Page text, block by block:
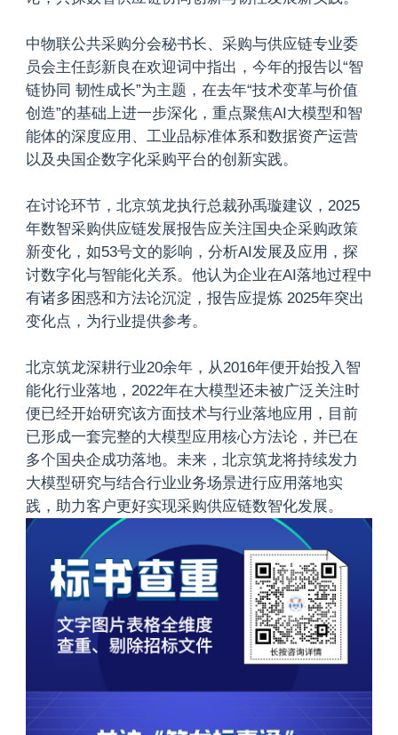
中物联公共采购分会秘书长、采购与供应链专业委
员会主任彭新良在欢迎词中指出，今年的报告以“智
链协同 韧性成长”为主题，在去年“技术变革与价值
创造”的基础上进一步深化，重点聚焦AI大模型和智
能体的深度应用、工业品标准体系和数据资产运营
以及央国企数字化采购平台的创新实践。
在讨论环节，北京筑龙执行总裁孙禹璇建议，2025
年数智采购供应链发展报告应关注国央企采购政策
新变化，如53号文的影响，分析AI发展及应用，探
讨数字化与智能化关系。他认为企业在AI落地过程中
有诸多困惑和方法论沉淀，报告应提炼 2025年突出
变化点，为行业提供参考。
北京筑龙深耕行业20余年，从2016年便开始投入智
能化行业落地，2022年在大模型还未被广泛关注时
便已经开始研究该方面技术与行业落地应用，目前
已形成一套完整的大模型应用核心方法论，并已在
多个国央企成功落地。未来，北京筑龙将持续发力
大模型研究与结合行业业务场景进行应用落地实
践，助力客户更好实现采购供应链数智化发展。